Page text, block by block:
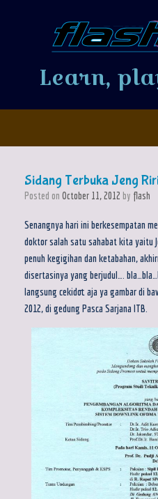
Learn,
Sidang Terbuka Jeng
Posted on October 11, 2012 by flash
Senangnya hari ini berkesempatan
doktor salah satu sahabat kita yaitu
penuh kegigihan dan ketabahan,
disertasinya yang berjudul….
langsung cekidot aja ya gambar di
2012, di gedung Pasca Sarjana ITB.